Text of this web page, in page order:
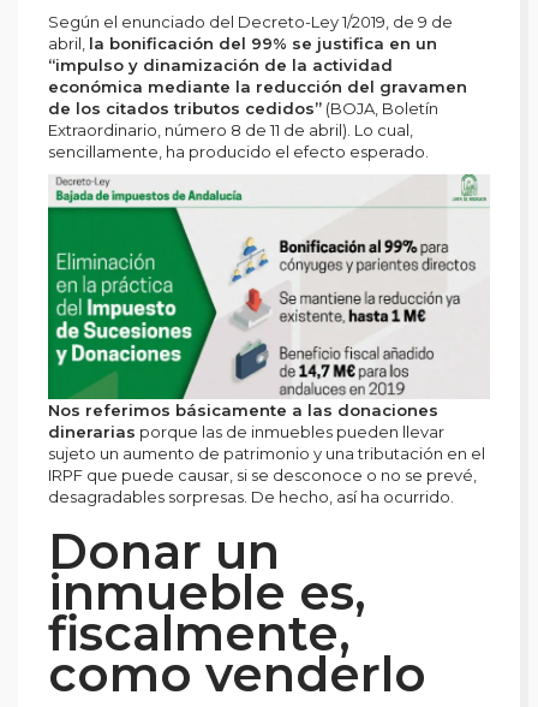
Según el enunciado del Decreto-Ley 1/2019, de 9 de
abril, la bonificación del 99% se justifica en un
“impulso y dinamización de la actividad
económica mediante la reducción del gravamen
de los citados tributos cedidos” (BOJA, Boletín
Extraordinario, número 8 de 11 de abril). Lo cual,
sencillamente, ha producido el efecto esperado.
Nos referimos básicamente a las donaciones
dinerarias porque las de inmuebles pueden llevar
sujeto un aumento de patrimonio y una tributación en el
IRPF que puede causar, si se desconoce o no se prevé,
desagradables sorpresas. De hecho, así ha ocurrido.
Donar un
inmueble es,
fiscalmente,
como venderlo